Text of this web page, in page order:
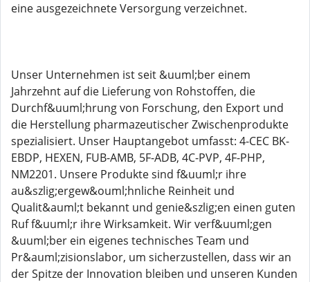
eine ausgezeichnete Versorgung verzeichnet.
Unser Unternehmen ist seit &uuml;ber einem
Jahrzehnt auf die Lieferung von Rohstoffen, die
Durchf&uuml;hrung von Forschung, den Export und
die Herstellung pharmazeutischer Zwischenprodukte
spezialisiert. Unser Hauptangebot umfasst: 4-CEC BK-
EBDP, HEXEN, FUB-AMB, 5F-ADB, 4C-PVP, 4F-PHP,
NM2201. Unsere Produkte sind f&uuml;r ihre
au&szlig;ergew&ouml;hnliche Reinheit und
Qualit&auml;t bekannt und genie&szlig;en einen guten
Ruf f&uuml;r ihre Wirksamkeit. Wir verf&uuml;gen
&uuml;ber ein eigenes technisches Team und
Pr&auml;zisionslabor, um sicherzustellen, dass wir an
der Spitze der Innovation bleiben und unseren Kunden